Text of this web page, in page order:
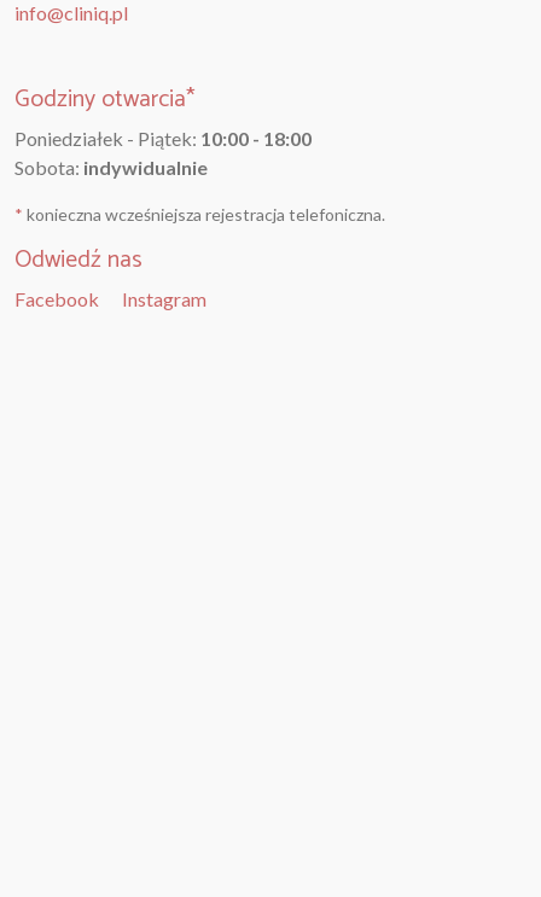
info@cliniq.pl
Godziny otwarcia*
Poniedziałek - Piątek: 10:00 - 18:00
Sobota: indywidualnie
* konieczna wcześniejsza rejestracja telefoniczna.
Odwiedź nas
Facebook Instagram